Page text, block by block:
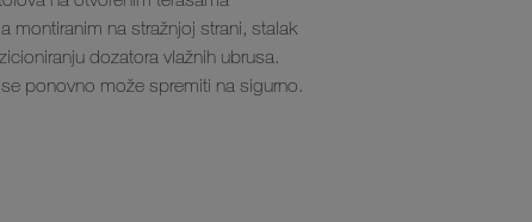
montiranim na stražnjoj strani, stalak
dozatora vlažnih ubrusa.
ponovno može spremiti na sigurno.